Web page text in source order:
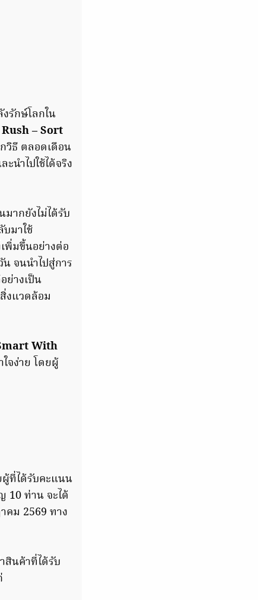
รักษ์โลกใน
– Sort
วิธี ตลอดเดือน
นำไปใช้ได้จริง
ากยังไม่ได้รับ
มาใช้
พิ่มขึ้นอย่างต่อ
จนนำไปสู่การ
ย่างเป็น
งแวดล้อม
With
จง่าย โดยผู้
ที่ได้รับคะแนน
10 ท่าน จะได้
คม 2569 ทาง
สินค้าที่ได้รับ